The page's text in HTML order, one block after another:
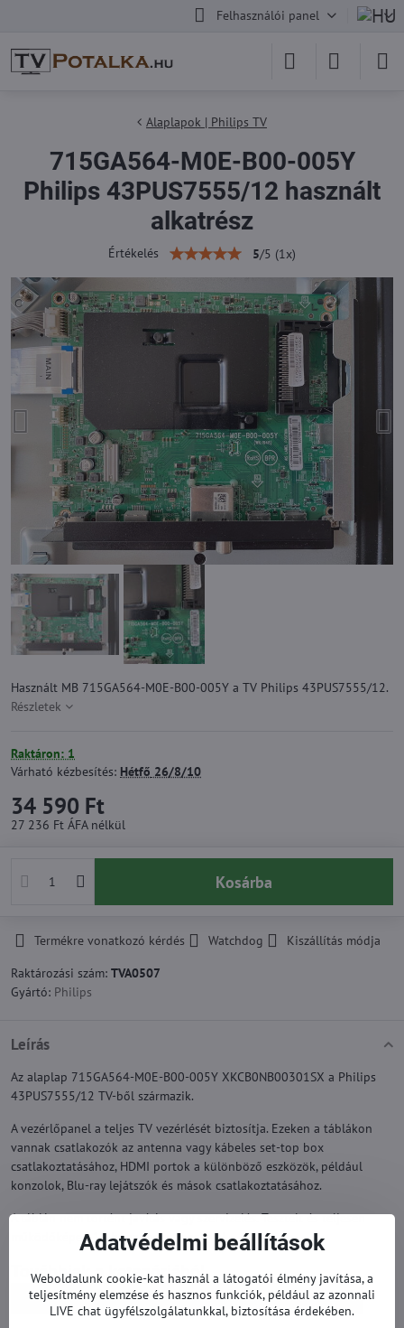
Felhasználói panel
Alaplapok | Philips TV
715GA564-M0E-B00-005Y
Philips 43PUS7555/12 használt
alkatrész
Értékelés 5/5 (1 x)
Használt MB 715GA564-M0E-B00-005Y a TV Philips 43PUS7555/12.
Részletek
Raktáron: 1
Várható kézbesítés: Hétfő 26/8/10
34 590 Ft
27 236 Ft ÁFA nélkül
Kosárba
Termékre vonatkozó kérdés Watchdog
Kiszállítás módja
Raktározási szám: TVA0507
Gyártó: Philips
Leírás
Az alaplap 715GA564-M0E-B00-005Y XKCB0NB00301SX a Philips
43PUS7555/12 TV-ből származik.
A vezérlőpanel a teljes TV vezérlését biztosítja. Ezeken a táblákon
vannak csatlakozók az antenna vagy kábeles set-top box
csatlakoztatásához, HDMI portok a különböző eszközök, például
konzolok, Blu-ray lejátszók és mások csatlakoztatásához.
A táblán nem történt javítás vagy szervizelés. Tesztelt és teljesen
működőképes, 12 hónapos garanciával.
Továbbiak a kategóriából
Pótalkatrészek | Philips TV Alaplapok | Philips TV
Adatvédelmi beállítások
Weboldalunk cookie-kat használ a látogatói élmény javítása, a
teljesítmény elemzése és hasznos funkciók, például az azonnali
LIVE chat ügyfélszolgálatunkkal, biztosítása érdekében.